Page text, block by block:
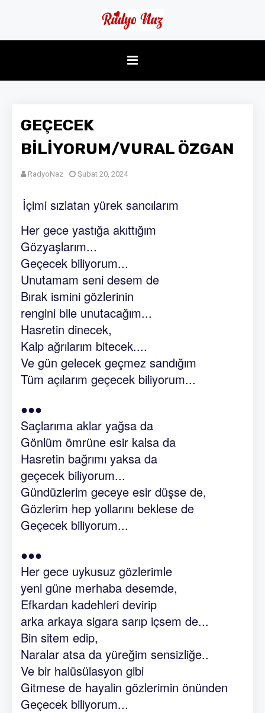
GEÇECEK
BİLİYORUM/VURAL ÖZGAN
RadyoNaz Şubat 20, 2024
İçimi sızlatan yürek sancılarım
Her gece yastığa akıttığım
Gözyaşlarım...
Geçecek biliyorum...
Unutamam seni desem de
Bırak ismini gözlerinin
rengini bile unutacağım...
Hasretin dinecek,
Kalp ağrılarım bitecek....
Ve gün gelecek geçmez sandığım
Tüm açılarım geçecek biliyorum...
●●●
Saçlarıma aklar yağsa da
Gönlüm ömrüne esir kalsa da
Hasretin bağrımı yaksa da
geçecek biliyorum...
Gündüzlerim geceye esir düşse de,
Gözlerim hep yollarını beklese de
Geçecek biliyorum...
●●●
Her gece uykusuz gözlerimle
yeni güne merhaba desemde,
Efkardan kadehleri devirip
arka arkaya sigara sarıp içsem de...
Bin sitem edip,
Naralar atsa da yüreğim sensizliğe..
Ve bir halüsülasyon gibi
Gitmese de hayalin gözlerimin önünden
Geçecek biliyorum...